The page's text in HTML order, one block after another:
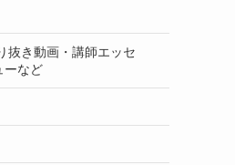
抜き動画・講師エッセ
ーなど